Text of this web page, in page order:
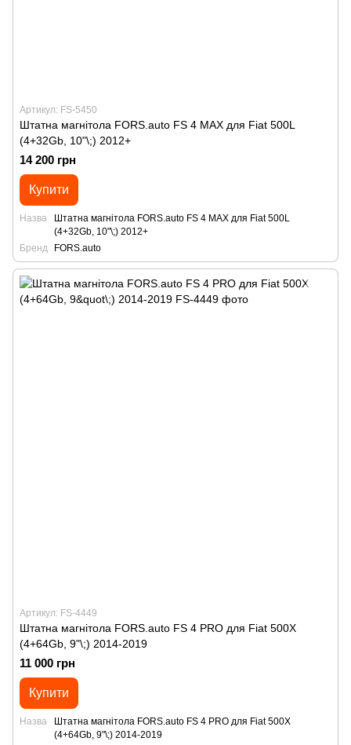
Артикул: FS-5450
Штатна магнітола FORS.auto FS 4 MAX для Fiat 500L
(4+32Gb, 10"\;) 2012+
14 200 грн
Купити
Назва
Штатна магнітола FORS.auto FS 4 MAX для Fiat 500L
(4+32Gb, 10"\;) 2012+
Бренд
FORS.auto
Артикул: FS-4449
Штатна магнітола FORS.auto FS 4 PRO для Fiat 500X
(4+64Gb, 9"\;) 2014-2019
11 000 грн
Купити
Назва
Штатна магнітола FORS.auto FS 4 PRO для Fiat 500X
(4+64Gb, 9"\;) 2014-2019